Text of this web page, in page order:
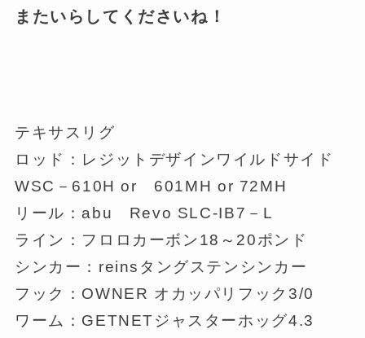
またいらしてくださいね！
テキサスリグ
ロッド：レジットデザインワイルドサイド
WSC－610H or 601MH or 72MH
リール：abu Revo SLC-IB7－L
ライン：フロロカーボン18～20ポンド
シンカー：reinsタングステンシンカー
フック：OWNER オカッパリフック3/0
ワーム：GETNETジャスターホッグ4.3